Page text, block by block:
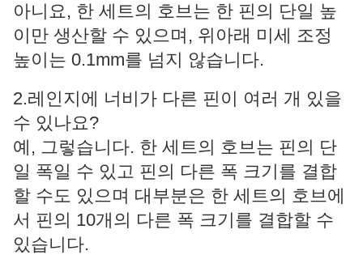
아니요, 한 세트의 호브는 한 핀의 단일 높
이만 생산할 수 있으며, 위아래 미세 조정
높이는 0.1mm를 넘지 않습니다.
2.레인지에 너비가 다른 핀이 여러 개 있을
수 있나요?
예, 그렇습니다. 한 세트의 호브는 핀의 단
일 폭일 수 있고 핀의 다른 폭 크기를 결합
할 수도 있으며 대부분은 한 세트의 호브에
서 핀의 10개의 다른 폭 크기를 결합할 수
있습니다.